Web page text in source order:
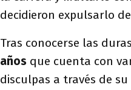
decidieron expulsarlo
Tras conocerse las
años que cuenta con
disculpas a través de